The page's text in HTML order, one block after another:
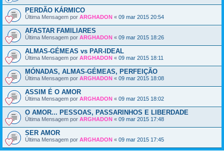
PERDÃO KÁRMICO
Última Mensagem por ARGHADON « 09 mar 2015 20:54
AFASTAR FAMILIARES
Última Mensagem por ARGHADON « 09 mar 2015 18:26
ALMAS-GÉMEAS vs PAR-IDEAL
Última Mensagem por ARGHADON « 09 mar 2015 18:11
MÓNADAS, ALMAS-GÉMEAS, PERFEIÇÃO
Última Mensagem por ARGHADON « 09 mar 2015 18:08
ASSIM É O AMOR
Última Mensagem por ARGHADON « 09 mar 2015 18:02
O AMOR... PESSOAS, PASSARINHOS E LIBERDADE
Última Mensagem por ARGHADON « 09 mar 2015 17:48
SER AMOR
Última Mensagem por ARGHADON « 09 mar 2015 17:45